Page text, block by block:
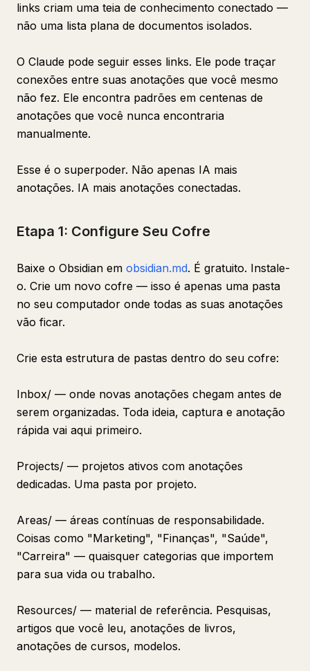
links criam uma teia de conhecimento conectado —
não uma lista plana de documentos isolados.
O Claude pode seguir esses links. Ele pode traçar
conexões entre suas anotações que você mesmo
não fez. Ele encontra padrões em centenas de
anotações que você nunca encontraria
manualmente.
Esse é o superpoder. Não apenas IA mais
anotações. IA mais anotações conectadas.
Etapa 1: Configure Seu Cofre
Baixe o Obsidian em obsidian.md. É gratuito. Instale-
o. Crie um novo cofre — isso é apenas uma pasta
no seu computador onde todas as suas anotações
vão ficar.
Crie esta estrutura de pastas dentro do seu cofre:
Inbox/ — onde novas anotações chegam antes de
serem organizadas. Toda ideia, captura e anotação
rápida vai aqui primeiro.
Projects/ — projetos ativos com anotações
dedicadas. Uma pasta por projeto.
Areas/ — áreas contínuas de responsabilidade.
Coisas como "Marketing", "Finanças", "Saúde",
"Carreira" — quaisquer categorias que importem
para sua vida ou trabalho.
Resources/ — material de referência. Pesquisas,
artigos que você leu, anotações de livros,
anotações de cursos, modelos.